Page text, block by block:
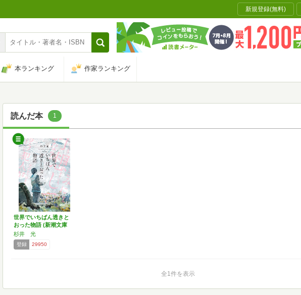
新規登録(無料)
本ランキング 作家ランキング
読んだ本 1
世界でいちばん透きと
おった物語 (新潮文庫
…
杉井 光
登録 29950
全1件を表示